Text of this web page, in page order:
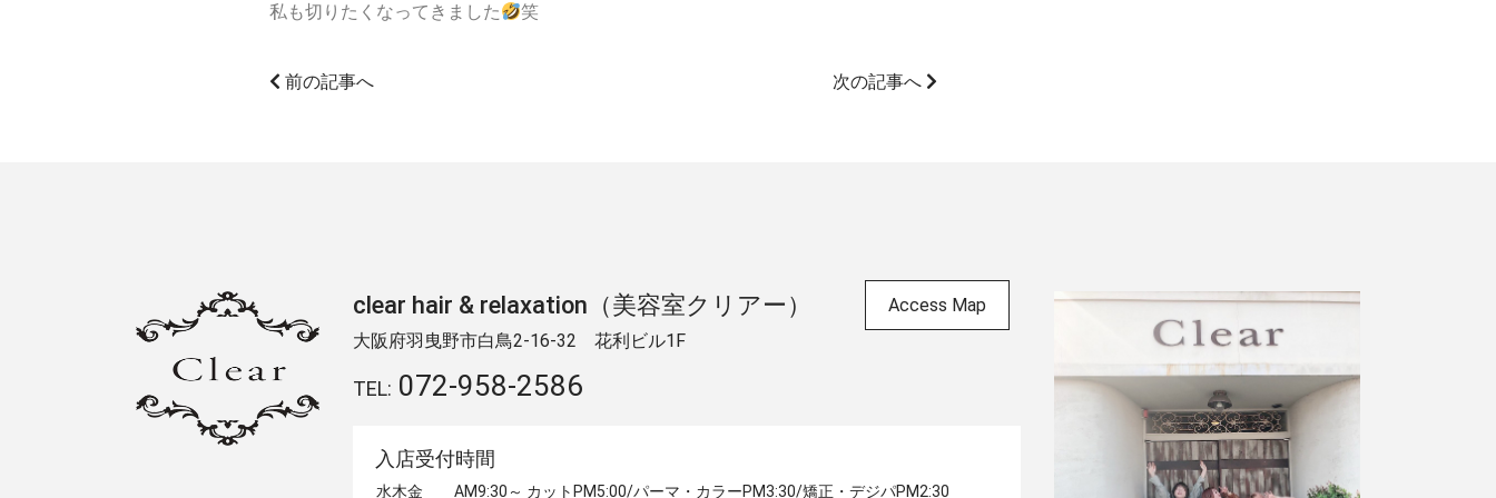
私も切りたくなってきました 笑
前の記事へ 次の記事へ
clear hair & relaxation（美容室クリアー）
大阪府羽曳野市白鳥2-16-32 ​花利ビル1F
TEL: 072-958-2586
Access Map
入店受付時間
水木金 AM9:30～ カットPM5:00/パーマ・カラーPM3:30/矯正・デジパPM2:30